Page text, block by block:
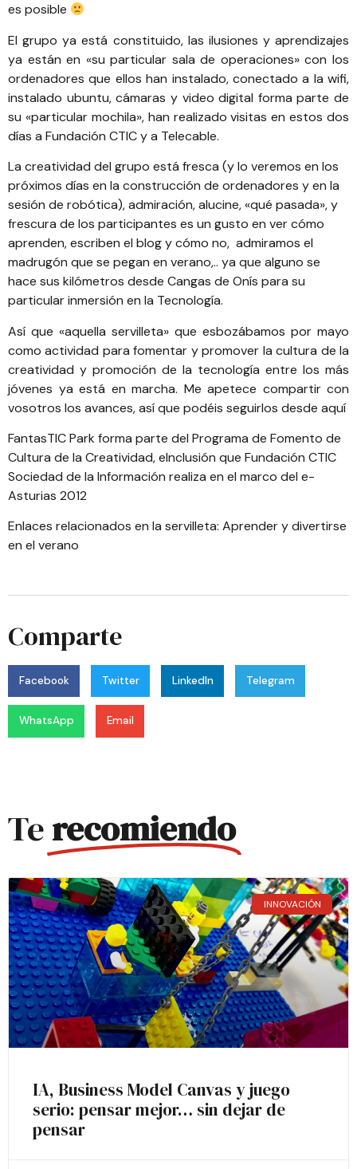
es posible
El grupo ya está constituido, las ilusiones y aprendizajes
ya están en «su particular sala de operaciones» con los
ordenadores que ellos han instalado, conectado a la wifi,
instalado ubuntu, cámaras y video digital forma parte de
su «particular mochila», han realizado visitas en estos dos
días a Fundación CTIC y a Telecable.
La creatividad del grupo está fresca (y lo veremos en los
próximos días en la construcción de ordenadores y en la
sesión de robótica), admiración, alucine, «qué pasada», y
frescura de los participantes es un gusto en ver cómo
aprenden, escriben el blog y cómo no, admiramos el
madrugón que se pegan en verano,.. ya que alguno se
hace sus kilómetros desde Cangas de Onís para su
particular inmersión en la Tecnología.
Así que «aquella servilleta» que esbozábamos por mayo
como actividad para fomentar y promover la cultura de la
creatividad y promoción de la tecnología entre los más
jóvenes ya está en marcha. Me apetece compartir con
vosotros los avances, así que podéis seguirlos desde aquí
FantasTIC Park forma parte del Programa de Fomento de
Cultura de la Creatividad, eInclusión que Fundación CTIC
Sociedad de la Información realiza en el marco del e-
Asturias 2012
Enlaces relacionados en la servilleta: Aprender y divertirse
en el verano
Comparte
Facebook Twitter LinkedIn Telegram
WhatsApp Email
Terecomiendo
INNOVACIÓN
IA, Business Model Canvas y juego
serio: pensar mejor… sin dejar de
pensar